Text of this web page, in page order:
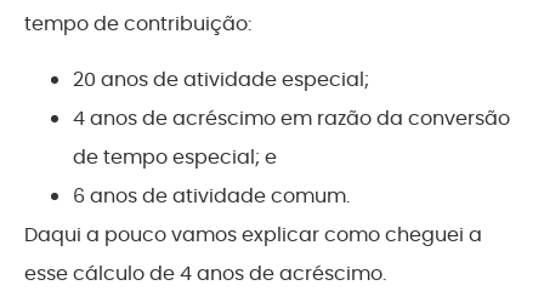
tempo de contribuição:
20 anos de atividade especial;
4 anos de acréscimo em razão da conversão
de tempo especial; e
6 anos de atividade comum.
Daqui a pouco vamos explicar como cheguei a
esse cálculo de 4 anos de acréscimo.